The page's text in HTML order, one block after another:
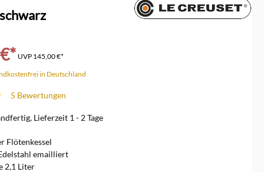
UVP 145,00 €*
in Deutschland
5 Bewertungen
Lieferzeit 1 - 2 Tage
Flötenkessel
emailliert
2,1 Liter